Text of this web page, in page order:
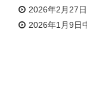
2026年2月27
2026年1月9日